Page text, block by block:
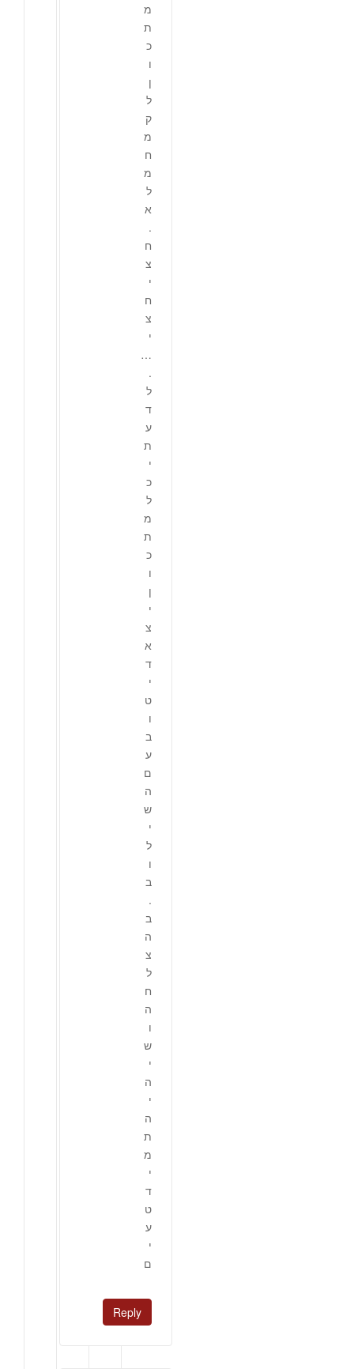
מ
ת
כ
ו
ן
ל
ק
מ
ח
מ
ל
א
.
ח
צ
י
ח
צ
י
…
.
ל
ד
ע
ת
י
כ
ל
מ
ת
כ
ו
ן
י
צ
א
ד
י
ט
ו
ב
ע
ם
ה
ש
י
ל
ו
ב
.
ב
ה
צ
ל
ח
ה
ו
ש
י
ה
י
ה
ת
מ
י
ד
ט
ע
י
ם
Reply